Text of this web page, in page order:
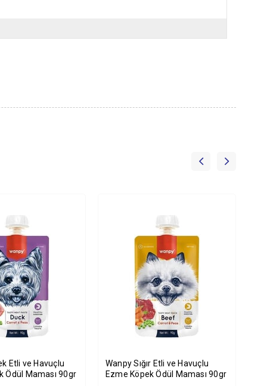
Etli ve Havuçlu
Ödül Maması 90gr
Wanpy Sığır Etli ve Havuçlu
Ezme Köpek Ödül Maması 90gr